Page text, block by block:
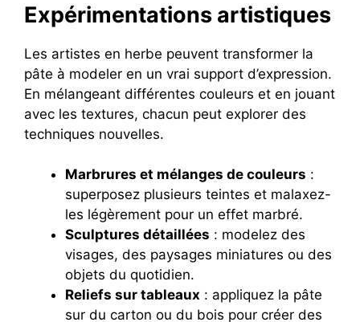
Expérimentations artistiques
Les artistes en herbe peuvent transformer la
pâte à modeler en un vrai support d’expression.
En mélangeant différentes couleurs et en jouant
avec les textures, chacun peut explorer des
techniques nouvelles.
Marbrures et mélanges de couleurs :
superposez plusieurs teintes et malaxez-
les légèrement pour un effet marbré.
Sculptures détaillées : modelez des
visages, des paysages miniatures ou des
objets du quotidien.
Reliefs sur tableaux : appliquez la pâte
sur du carton ou du bois pour créer des